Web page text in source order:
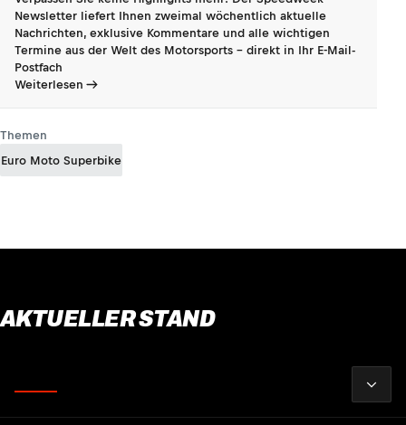
Newsletter liefert Ihnen zweimal wöchentlich aktuelle
Nachrichten, exklusive Kommentare und alle wichtigen
Termine aus der Welt des Motorsports - direkt in Ihr E-Mail-
Postfach
Weiterlesen
Themen
Euro Moto Superbike
AKTUELLER STAND